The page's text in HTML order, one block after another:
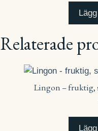
Relaterade
Lingon – fruktig,